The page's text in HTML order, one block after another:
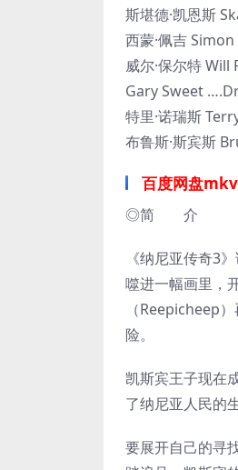
斯堪德·凯恩斯
西蒙·佩吉
威尔·保尔特
Gary Sweet
特里·诺瑞斯
布鲁斯·斯宾斯
百度网盘mkv
◎简 介
《纳尼亚传奇3
噬进一幅画里，
（Reepicheep
险。
凯斯宾王子现在
了纳尼亚人民的
要展开自己的寻